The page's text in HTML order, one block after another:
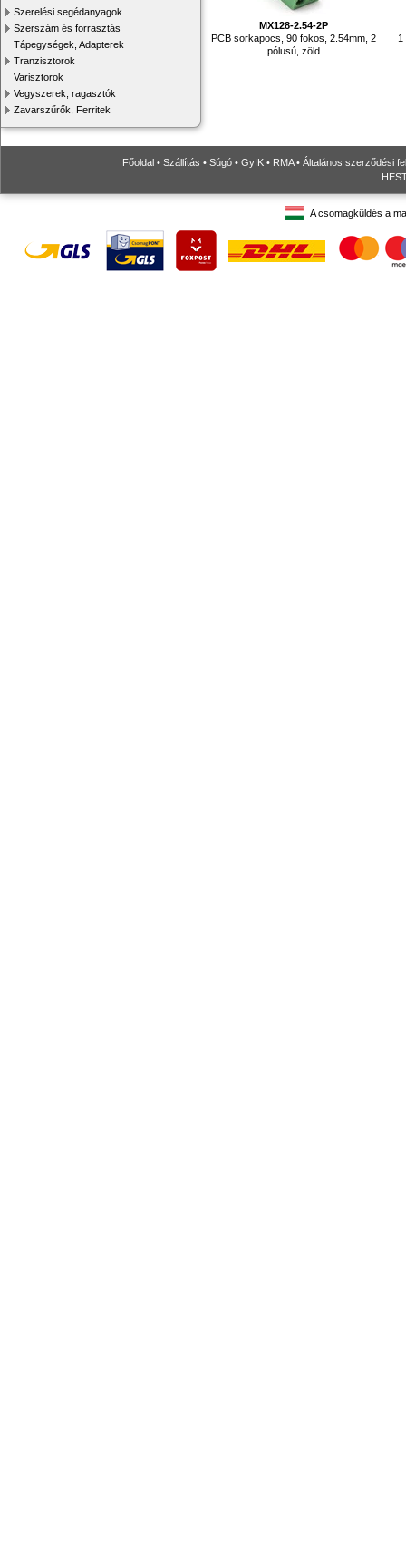
Szerelési segédanyagok
Szerszám és forrasztás
Tápegységek, Adapterek
Tranzisztorok
Varisztorok
Vegyszerek, ragasztók
Zavarszűrők, Ferritek
MX128-2.54-2P
PCB sorkapocs, 90 fokos, 2.54mm, 2
pólusú, zöld
1
Főoldal • Szállítás • Súgó • GyIK • RMA• Általános szerződési
A csomagküldés a